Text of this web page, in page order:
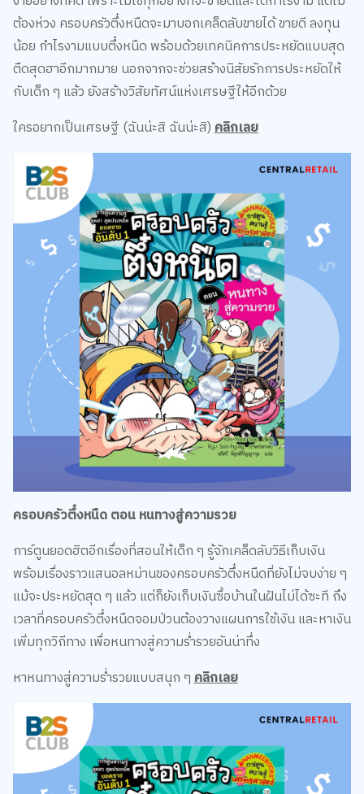
น้อย กำไรงามแบบตึ๋งหนืด พร้อมด้วยเทคนิคการประหยัดแบบสุด
ตืดสุดฮาอีกมากมาย นอกจากจะช่วยสร้างนิสัยรักการประหยัดให้
กับเด็ก ๆ แล้ว ยังสร้างวิสัยทัศน์แห่งเศรษฐีให้อีกด้วย
ใครอยากเป็นเศรษฐี (ฉันน่ะสิ ฉันน่ะสิ)
คลิกเลย
ครอบครัวตึ๋งหนืด ตอน หนทางสู่ความรวย
การ์ตูนยอดฮิตอีกเรื่องที่สอนให้เด็ก ๆ รู้จักเคล็ดลับวิธีเก็บเงิน
พร้อมเรื่องราวแสนอลหม่านของครอบครัวตึ๋งหนืดที่ยังไม่จบง่าย ๆ
แม้จะประหยัดสุด ๆ แล้ว แต่ก็ยังเก็บเงินซื้อบ้านในฝันไม่ได้ซะที ถึง
เวลาที่ครอบครัวตึ๋งหนืดจอมป่วนต้องวางแผนการใช้เงิน และหาเงิน
เพิ่มทุกวิถีทาง เพื่อหนทางสู่ความร่ำรวยอันน่าทึ่ง
หาหนทางสู่ความร่ำรวยแบบสนุก ๆคลิกเลย